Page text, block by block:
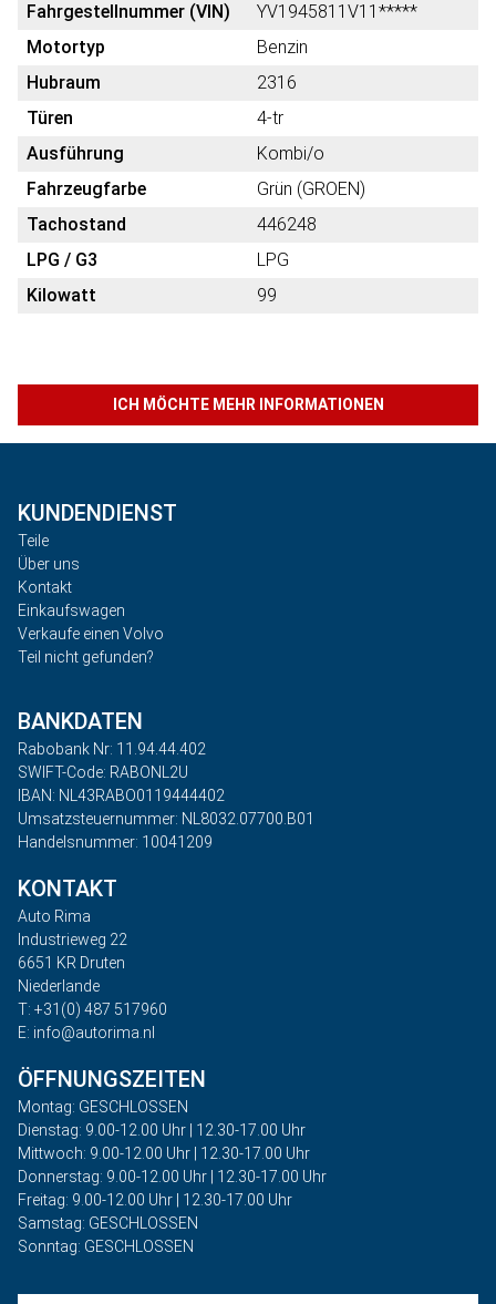
Fahrgestellnummer (VIN)
YV1945811V11*****
Motortyp
Benzin
Hubraum
2316
Türen
4-tr
Ausführung
Kombi/o
Fahrzeugfarbe
Grün (GROEN)
Tachostand
446248
LPG / G3
LPG
Kilowatt
99
ICH MÖCHTE MEHR INFORMATIONEN
KUNDENDIENST
Teile
Über uns
Kontakt
Einkaufswagen
Verkaufe einen Volvo
Teil nicht gefunden?
BANKDATEN
Rabobank Nr: 11.94.44.402
SWIFT-Code: RABONL2U
IBAN: NL43RABO0119444402
Umsatzsteuernummer: NL8032.07700.B01
Handelsnummer: 10041209
KONTAKT
Auto Rima
Industrieweg 22
6651 KR Druten
Niederlande
T: +31(0) 487 517960
E: info@autorima.nl
ÖFFNUNGSZEITEN
Montag: GESCHLOSSEN
Dienstag: 9.00-12.00 Uhr | 12.30-17.00 Uhr
Mittwoch: 9.00-12.00 Uhr | 12.30-17.00 Uhr
Donnerstag: 9.00-12.00 Uhr | 12.30-17.00 Uhr
Freitag: 9.00-12.00 Uhr | 12.30-17.00 Uhr
Samstag: GESCHLOSSEN
Sonntag: GESCHLOSSEN